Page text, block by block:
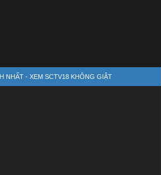
NHẤT - XEM SCTV18 KHÔNG GIẬT